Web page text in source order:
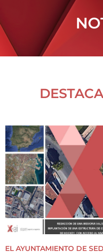
EL AYUNTAMIENTO DE